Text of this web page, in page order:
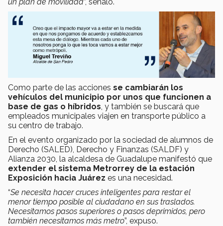
Como parte de las acciones se cambiarán los
vehículos del municipio por unos que funcionen a
base de gas o híbridos, y también se buscará que
empleados municipales viajen en transporte público a
su centro de trabajo.
En el evento organizado por la sociedad de alumnos de
Derecho (SALED), Derecho y Finanzas (SALDF) y
Alianza 2030, la alcaldesa de Guadalupe manifestó que
extender el sistema Metrorrey de la estación
Exposición hacia Juárez es una necesidad.
“Se necesita hacer cruces inteligentes para restar el
menor tiempo posible al ciudadano en sus traslados.
Necesitamos pasos superiores o pasos deprimidos, pero
también necesitamos más metro”, expuso.